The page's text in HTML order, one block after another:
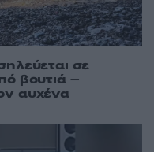
σε
βουτιά –
αυχένα